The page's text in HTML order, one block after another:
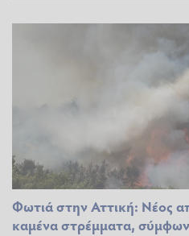
Φωτιά στην Αττική: Νέος
καμένα στρέμματα,